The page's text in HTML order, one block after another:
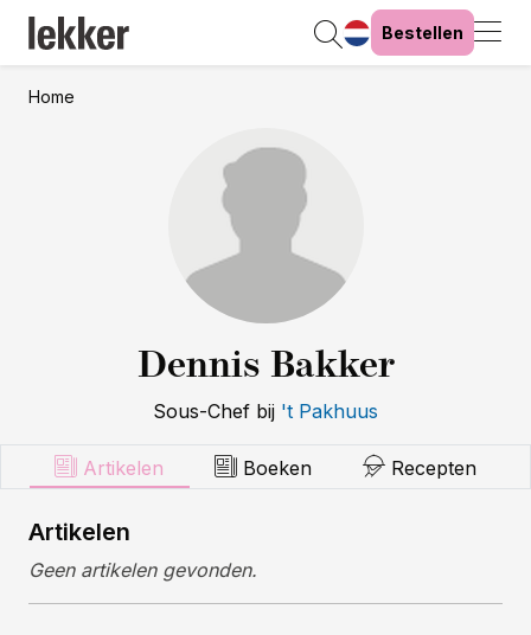
Bestellen
Home
Dennis Bakker
Sous-Chef bij 't Pakhuus
Artikelen Boeken Recepten
Artikelen
Geen artikelen gevonden.